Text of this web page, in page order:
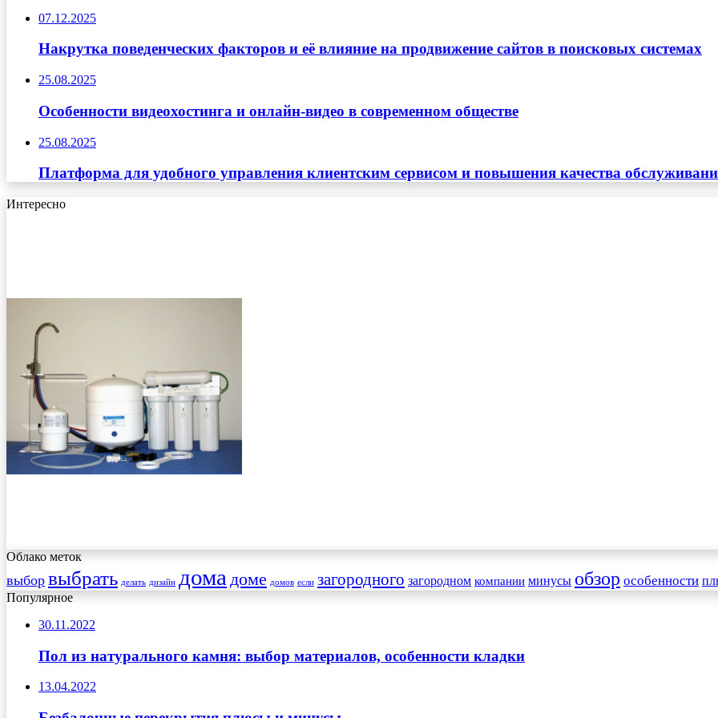
07.12.2025
Накрутка поведенческих факторов и её влияние на продвижение сайтов в поисковых системах
25.08.2025
Особенности видеохостинга и онлайн-видео в современном обществе
25.08.2025
Платформа для удобного управления клиентским сервисом и повышения качества
Интересно
Облако меток
выбор выбрать делать дизайн дома доме домов если загородного загородном компании минусы обзор особенности
Популярное
30.11.2022
Пол из натурального камня: выбор материалов, особенности кладки
13.04.2022